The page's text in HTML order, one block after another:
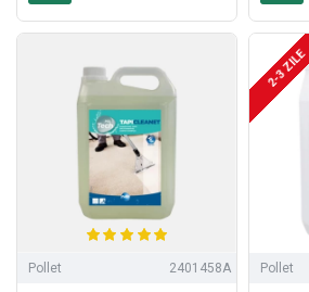
Pollet 2401458A
2-3 ZILE
Pollet